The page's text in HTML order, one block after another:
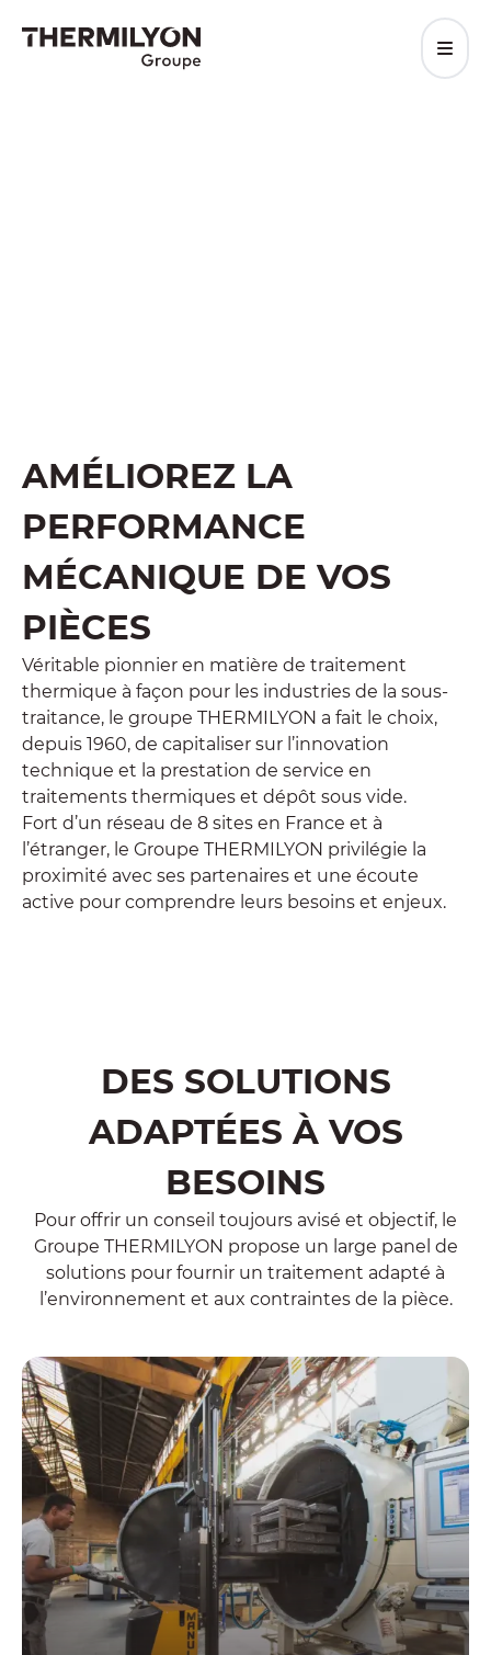
DONNER DE LA
FORCE À LA
AMÉLIOREZ LA
PERFORMANCE
MÉCANIQUE DE VOS
PIÈCES
Véritable pionnier en matière de traitement
thermique à façon pour les industries de la sous-
traitance, le groupe THERMILYON a fait le choix,
depuis 1960, de capitaliser sur l’innovation
technique et la prestation de service en
traitements thermiques et dépôt sous vide.
Fort d’un réseau de 8 sites en France et à
l’étranger, le Groupe THERMILYON privilégie la
proximité avec ses partenaires et une écoute
active pour comprendre leurs besoins et enjeux.
DES SOLUTIONS
ADAPTÉES À VOS
BESOINS
Pour offrir un conseil toujours avisé et objectif, le
Groupe THERMILYON propose un large panel de
solutions pour fournir un traitement adapté à
l’environnement et aux contraintes de la pièce.
Le traitement thermique